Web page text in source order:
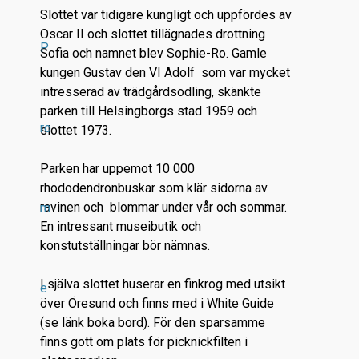
P
ro
m
e
Slottet var tidigare kungligt och uppfördes av
Oscar II och slottet tillägnades drottning
Sofia och namnet blev Sophie-Ro. Gamle
kungen Gustav den VI Adolf som var mycket
intresserad av trädgårdsodling, skänkte
parken till Helsingborgs stad 1959 och
slottet 1973.
Parken har uppemot 10 000
rhododendronbuskar som klär sidorna av
ravinen och blommar under vår och sommar.
En intressant museibutik och
konstutställningar bör nämnas.
I själva slottet huserar en finkrog med utsikt
över Öresund och finns med i White Guide
(se länk boka bord). För den sparsamme
finns gott om plats för picknickfilten i